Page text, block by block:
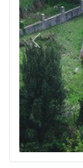
Πίσω